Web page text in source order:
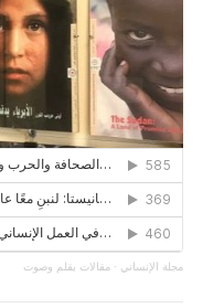
مجلة الإنساني · مقالات بقلم وصوت